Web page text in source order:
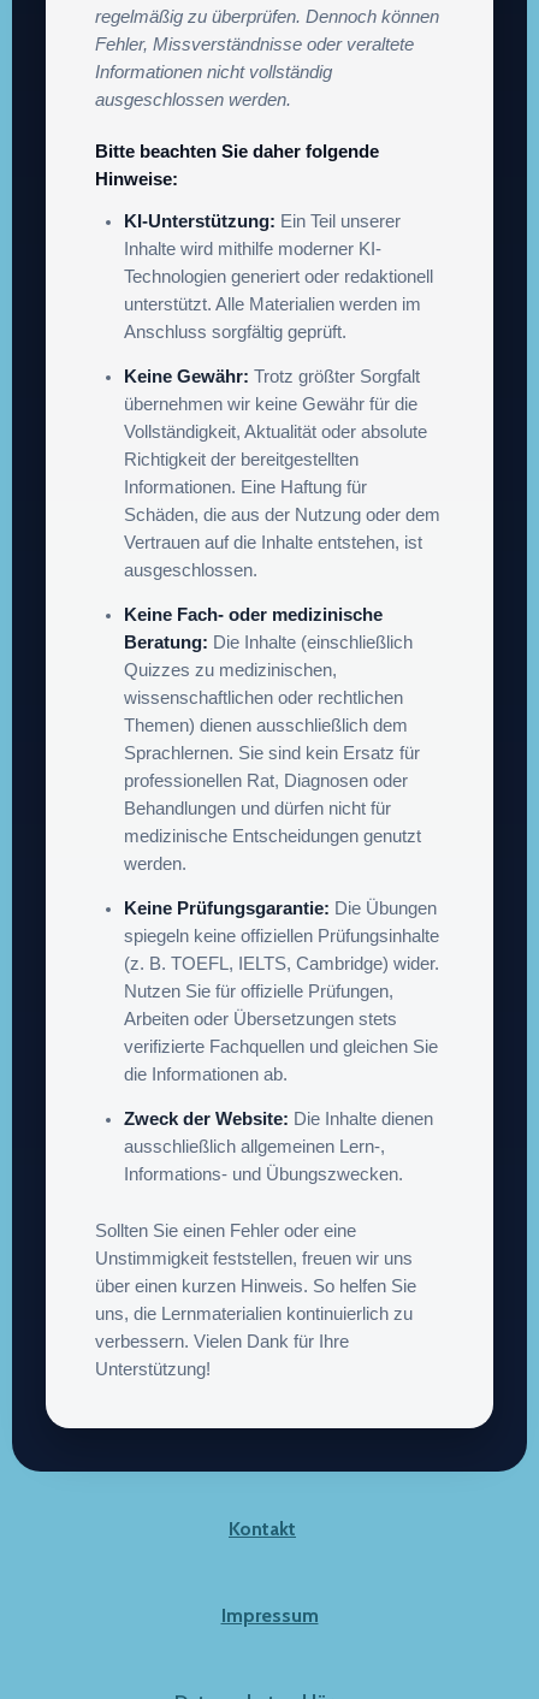
regelmäßig zu überprüfen. Dennoch können
Fehler, Missverständnisse oder veraltete
Informationen nicht vollständig
ausgeschlossen werden.
Bitte beachten Sie daher folgende
Hinweise:
KI-Unterstützung: Ein Teil unserer
Inhalte wird mithilfe moderner KI-
Technologien generiert oder redaktionell
unterstützt. Alle Materialien werden im
Anschluss sorgfältig geprüft.
Keine Gewähr: Trotz größter Sorgfalt
übernehmen wir keine Gewähr für die
Vollständigkeit, Aktualität oder absolute
Richtigkeit der bereitgestellten
Informationen. Eine Haftung für
Schäden, die aus der Nutzung oder dem
Vertrauen auf die Inhalte entstehen, ist
ausgeschlossen.
Keine Fach- oder medizinische
Beratung: Die Inhalte (einschließlich
Quizzes zu medizinischen,
wissenschaftlichen oder rechtlichen
Themen) dienen ausschließlich dem
Sprachlernen. Sie sind kein Ersatz für
professionellen Rat, Diagnosen oder
Behandlungen und dürfen nicht für
medizinische Entscheidungen genutzt
werden.
Keine Prüfungsgarantie: Die Übungen
spiegeln keine offiziellen Prüfungsinhalte
(z. B. TOEFL, IELTS, Cambridge) wider.
Nutzen Sie für offizielle Prüfungen,
Arbeiten oder Übersetzungen stets
verifizierte Fachquellen und gleichen Sie
die Informationen ab.
Zweck der Website: Die Inhalte dienen
ausschließlich allgemeinen Lern-,
Informations- und Übungszwecken.
Sollten Sie einen Fehler oder eine
Unstimmigkeit feststellen, freuen wir uns
über einen kurzen Hinweis. So helfen Sie
uns, die Lernmaterialien kontinuierlich zu
verbessern. Vielen Dank für Ihre
Unterstützung!
Kontakt
Impressum